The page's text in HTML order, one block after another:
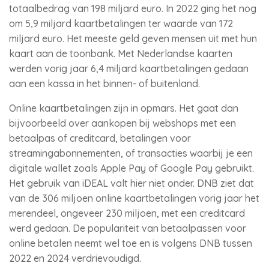
totaalbedrag van 198 miljard euro. In 2022 ging het nog
om 5,9 miljard kaartbetalingen ter waarde van 172
miljard euro. Het meeste geld geven mensen uit met hun
kaart aan de toonbank. Met Nederlandse kaarten
werden vorig jaar 6,4 miljard kaartbetalingen gedaan
aan een kassa in het binnen- of buitenland.
Online kaartbetalingen zijn in opmars. Het gaat dan
bijvoorbeeld over aankopen bij webshops met een
betaalpas of creditcard, betalingen voor
streamingabonnementen, of transacties waarbij je een
digitale wallet zoals Apple Pay of Google Pay gebruikt.
Het gebruik van iDEAL valt hier niet onder. DNB ziet dat
van de 306 miljoen online kaartbetalingen vorig jaar het
merendeel, ongeveer 230 miljoen, met een creditcard
werd gedaan. De populariteit van betaalpassen voor
online betalen neemt wel toe en is volgens DNB tussen
2022 en 2024 verdrievoudigd.